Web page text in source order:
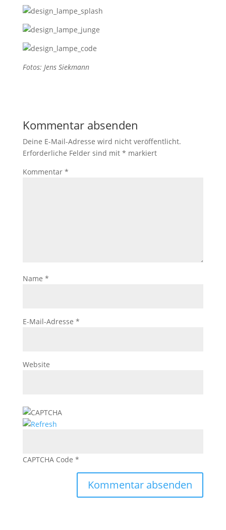
Fotos: Jens Siekmann
Kommentar absenden
Deine E-Mail-Adresse wird nicht veröffentlicht.
Erforderliche Felder sind mit * markiert
Kommentar *
Name *
E-Mail-Adresse *
Website
CAPTCHA Code *